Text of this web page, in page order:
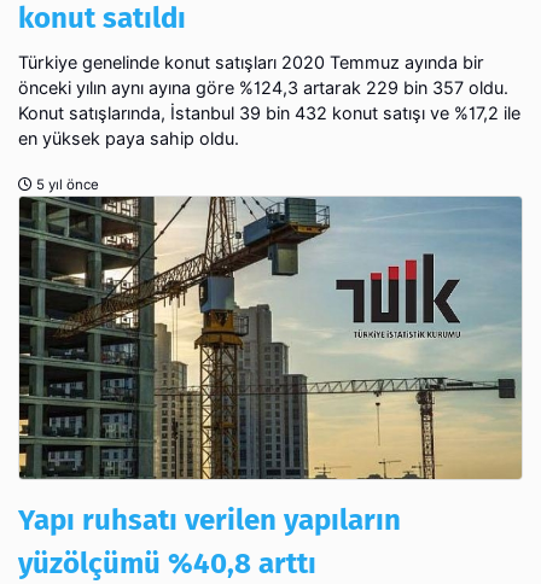
konut satıldı
Türkiye genelinde konut satışları 2020 Temmuz ayında bir
önceki yılın aynı ayına göre %124,3 artarak 229 bin 357 oldu.
Konut satışlarında, İstanbul 39 bin 432 konut satışı ve %17,2 ile
en yüksek paya sahip oldu.
5 yıl önce
Yapı ruhsatı verilen yapıların
yüzölçümü %40,8 arttı